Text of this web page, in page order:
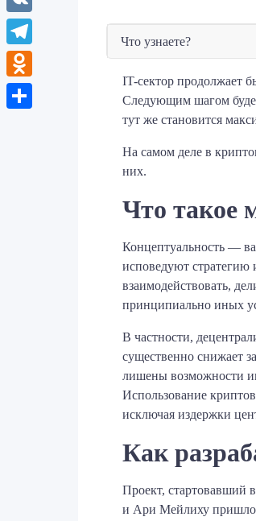
Что узнаете?
IT-сектор продолжает
Следующим шагом
тут же становится
На самом деле в
них.
Что такое
Концептуальность —
исповедуют стратегию
взаимодействовать,
принципиально иных
В частности,
существенно снижает
лишены возможности
Использование
исключая издержки
Как
Проект, стартовавший
и Ари Мейлиху
VK
Telegram
Odnoklassniki